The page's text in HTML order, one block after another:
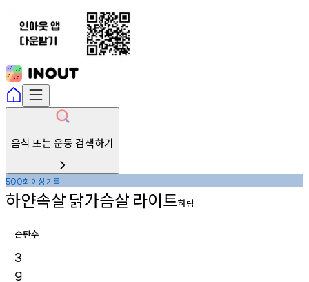
음식 또는 운동 검색하기
500회 이상기록
하얀속살 닭가슴살 라이트하림
순탄수
3
g